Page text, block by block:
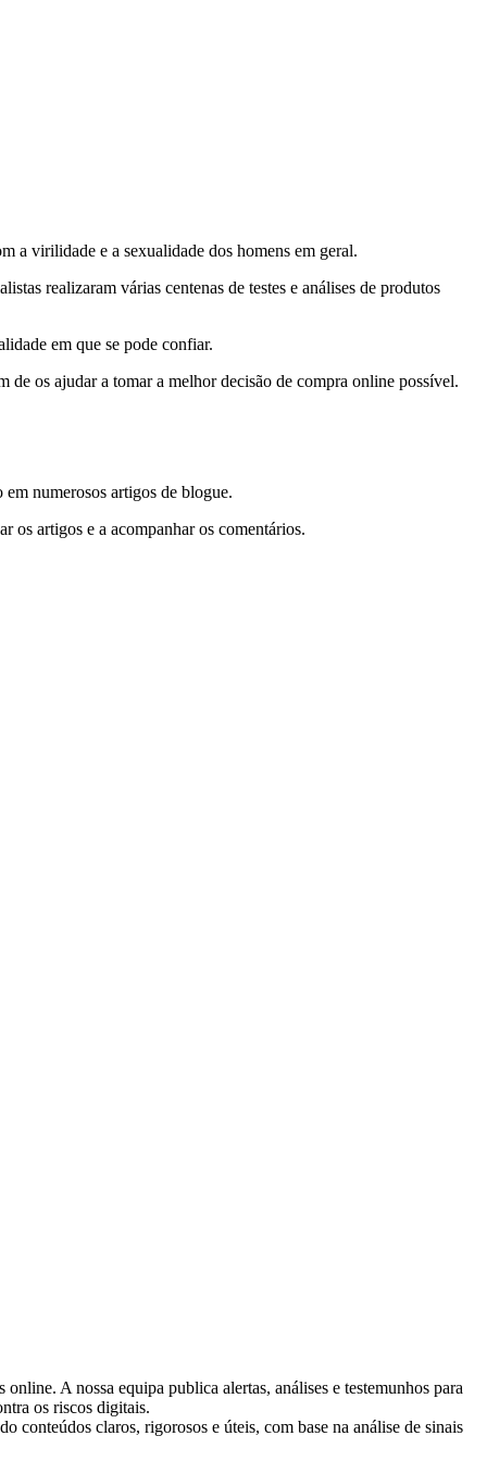
a virilidade e a sexualidade dos homens em geral.
realizaram várias centenas de testes e análises de produtos
em que se pode confiar.
os ajudar a tomar a melhor decisão de compra online possível.
em numerosos artigos de blogue.
os artigos e a acompanhar os comentários.
A nossa equipa publica alertas, análises e testemunhos para
os riscos digitais.
conteúdos claros, rigorosos e úteis, com base na análise de sinais